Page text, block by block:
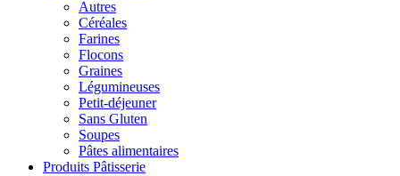
Autres
Céréales
Farines
Flocons
Graines
Légumineuses
Petit-déjeuner
Sans Gluten
Soupes
Pâtes alimentaires
Produits Pâtisserie